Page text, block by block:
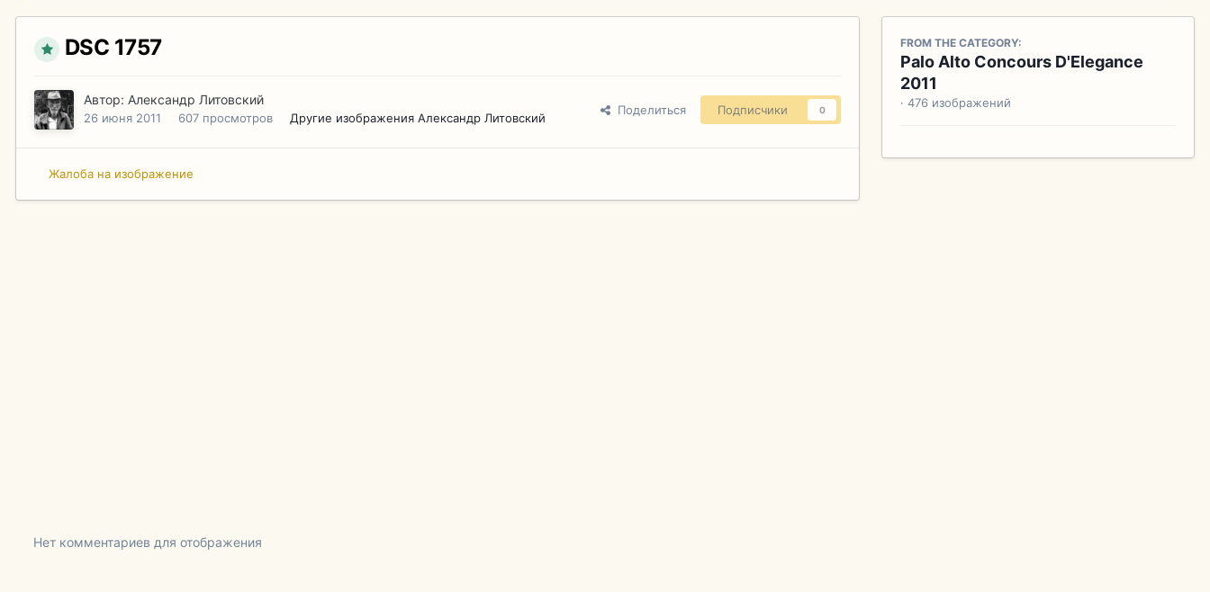
DSC 1757
Автор: Александр Литовский
26 июня 2011 607 просмотров Другие изображения Александр Литовский
Поделиться Подписчики 0
Жалоба на изображение
FROM THE CATEGORY:
Palo Alto Concours D'Elegance
2011
· 476 изображений
Нет комментариев для отображения